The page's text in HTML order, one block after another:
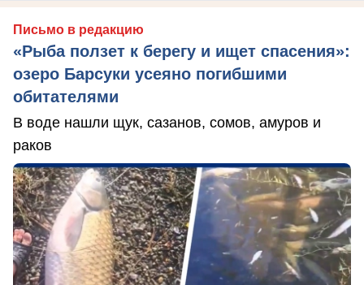
Письмо в редакцию
«Рыба ползет к берегу и ищет спасения»:
озеро Барсуки усеяно погибшими
обитателями
В воде нашли щук, сазанов, сомов, амуров и
раков